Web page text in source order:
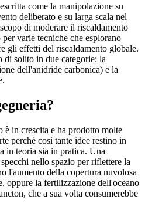
come la manipolazione su
deliberato e su larga scala nel
di moderare il riscaldamento
varie tecniche che esplorano
gli effetti del riscaldamento globale.
di solito in due categorie: la
dell'anidride carbonica) e la
in crescita e ha prodotto molte
perché così tante idee restino in
in teoria sia in pratica. Una
nello spazio per riflettere la
l'aumento della copertura nuvolosa
oppure la fertilizzazione dell'oceano
che a sua volta consumerebbe